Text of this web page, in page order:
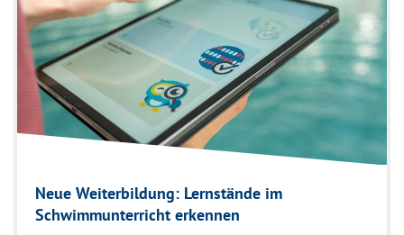
Neue Weiterbildung: Lernstände im
Schwimmunterricht erkennen